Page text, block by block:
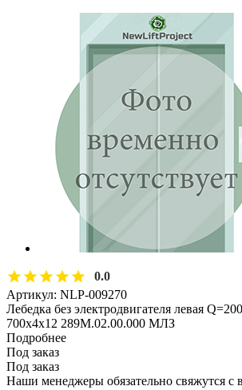
0.0
Артикул: NLP-009270
Лебедка без электродвигателя левая
700х4х12 289М.02.00.000 МЛЗ
Подробнее
Под заказ
Под заказ
Наши менеджеры обязательно свяжутся с